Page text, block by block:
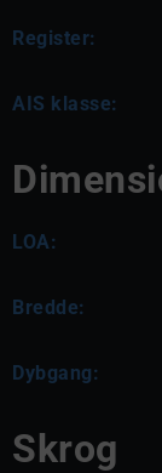
Register:
AIS klasse:
LOA:
Bredde:
Dybgang:
Skrog